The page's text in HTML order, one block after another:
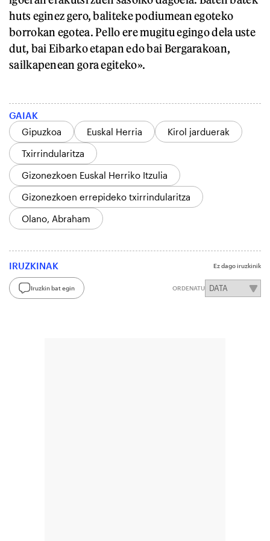
huts eginez gero, baliteke podiumean egoteko
borrokan egotea. Pello ere mugitu egingo dela uste
dut, bai Eibarko etapan edo bai Bergarakoan,
sailkapenean gora egiteko».
GAIAK
Gipuzkoa
Euskal Herria
Kirol jarduerak
Txirrindularitza
Gizonezkoen Euskal Herriko Itzulia
Gizonezkoen errepideko txirrindularitza
Olano, Abraham
IRUZKINAK Ez dago iruzkinik
Iruzkin bat egin ORDENATU